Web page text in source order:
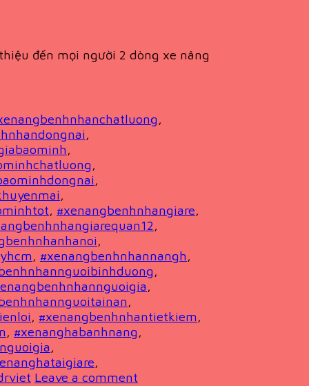
đến mọi người 2 dòng xe nâng
,
,
,
,
,
,
, #xenangbenhnhangiare,
,
,
, #xenangbenhnhannangh,
,
,
,
, #xenangbenhnhantietkiem,
, #xenanghabanhnang,
,
,
Leave a comment